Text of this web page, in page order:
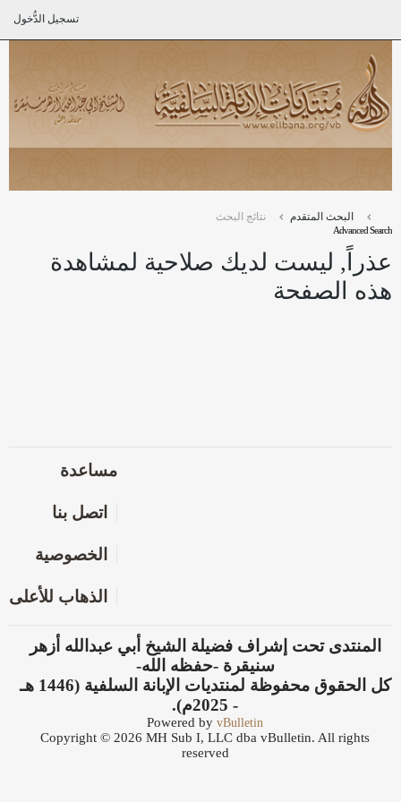
تسجيل الدُّخول
البحث المتقدم نتائج البحث
Advanced Search
عذراً, ليست لديك صلاحية لمشاهدة
هذه الصفحة
مساعدة
اتصل بنا
الخصوصية
الذهاب للأعلى
المنتدى تحت إشراف فضيلة الشيخ أبي عبدالله أزهر
سنيقرة -حفظه الله-
كل الحقوق محفوظة لمنتديات الإبانة السلفية (1446 هـ
- 2025م).
Powered by vBulletin
Copyright © 2026 MH Sub I, LLC dba vBulletin. All rights
reserved